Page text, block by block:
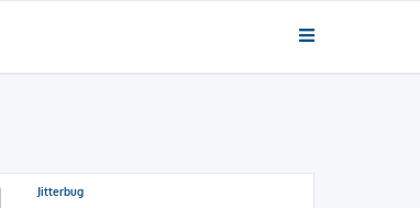
Jitterbug